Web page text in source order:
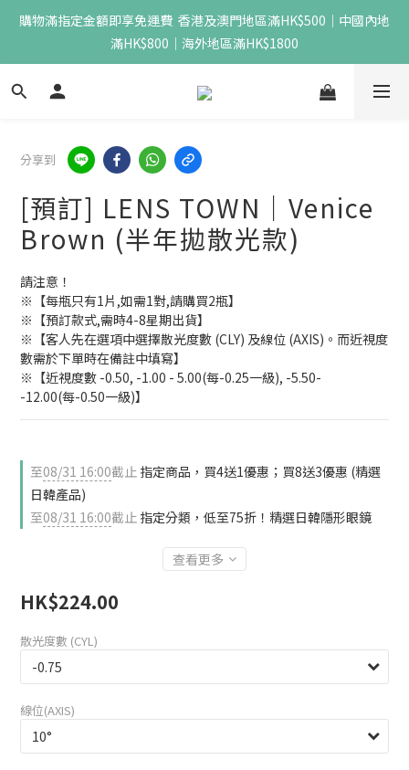
購物滿指定金額即享免運費  香港及澳門地區滿HK$500｜中國內地
滿HK$800｜海外地區滿HK$1800
分享到
[預訂] LENS TOWN｜Venice
Brown (半年拋散光款)
請注意！
※【每瓶只有1片,如需1對,請購買2瓶】
※【預訂款式,需時4-8星期出貨】
※【客人先在選項中選擇散光度數 (CLY) 及線位 (AXIS)。而近視度
數需於下單時在備註中填寫】
※【近視度數 -0.50, -1.00 - 5.00(每-0.25一級), -5.50-
-12.00(每-0.50一級)】
至08/31 16:00截止 指定商品，買4送1優惠；買8送3優惠 (精選
日韓產品)
至08/31 16:00截止 指定分類，低至75折！精選日韓隱形眼鏡
查看更多
HK$224.00
散光度數 (CYL)
線位(AXIS)